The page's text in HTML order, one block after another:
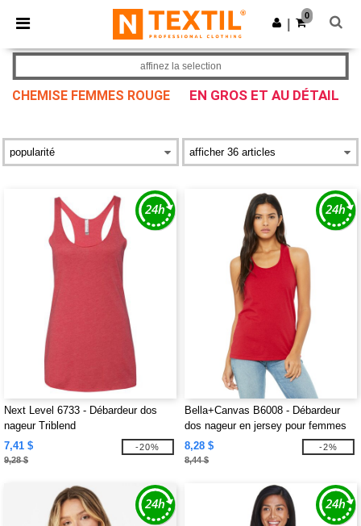
× Appli Ntextil
Meilleurs prix sur l’app !
Obtenir l'appli
0
CHEMISE FEMMES ROUGE EN GROS ET AU DÉTAIL
affinez la selection
Next Level 6733 - Débardeur dos
nageur Triblend
7,41 $
9,28 $
-20%
Bella+Canvas B6008 - Débardeur
dos nageur en jersey pour femmes
8,28 $
8,44 $
-2%